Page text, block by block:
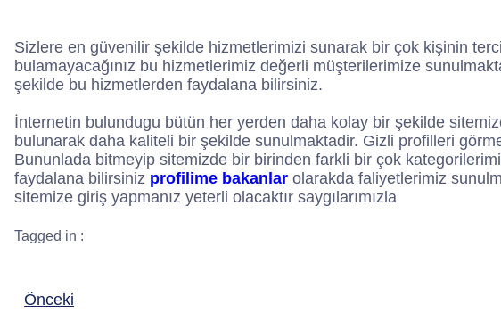
Sizlere en güvenilir şekilde hizmetlerimizi sunarak bir çok kişinin
bulamayacağınız bu hizmetlerimiz değerli müşterilerimize
şekilde bu hizmetlerden faydalana bilirsiniz.
İnternetin bulundugu bütün her yerden daha kolay bir şekilde
bulunarak daha kaliteli bir şekilde sunulmaktadir. Gizli profilleri
Bununlada bitmeyip sitemizde bir birinden farkli bir çok
faydalana bilirsiniz profilime bakanlar olarakda faliyetlerimiz
sitemize giriş yapmanız yeterli olacaktır saygılarımızla
Tagged in :
Önceki